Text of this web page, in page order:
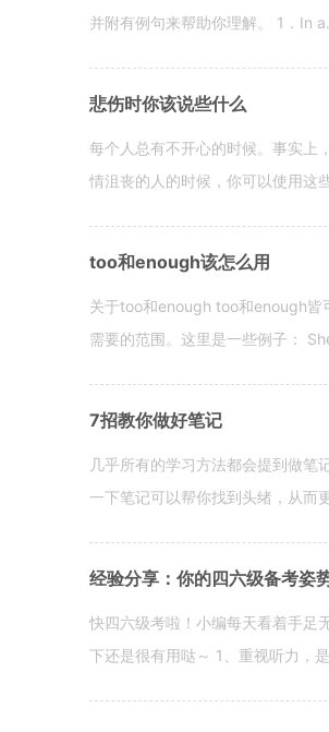
并附有例句来帮助你理解。 1．In
悲伤时你该说些什么
每个人总有不开心的时候。事实上
情沮丧的人的时候，你可以使用
too和enough该怎么用
关于too和enough too和enough皆
需要的范围。这里是一些例子：
7招教你做好笔记
几乎所有的学习方法都会提到做笔
一下笔记可以帮你找到头绪，从而
经验分享：你的四六级备考姿
快四六级考啦！小编每天看着手足
下还是很有用哒～ 1、重视听力，